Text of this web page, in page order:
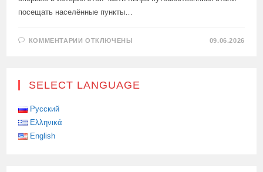
посещать населённые пункты…
КОММЕНТАРИИ К
ОТКЛЮЧЕНЫ 09.06.2026
SELECT LANGUAGE
Русский
Ελληνικά
English